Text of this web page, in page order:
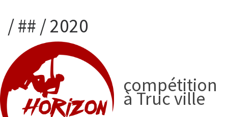
/ ## / 2020
compétition
à Truc ville